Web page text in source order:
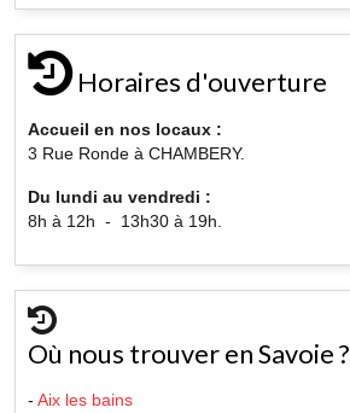
Horaires d'ouverture
Accueil en nos locaux :
3 Rue Ronde à CHAMBERY.
Du lundi au vendredi :
8h à 12h - 13h30 à 19h.
Où nous trouver en Savoie ?
- Aix les bains